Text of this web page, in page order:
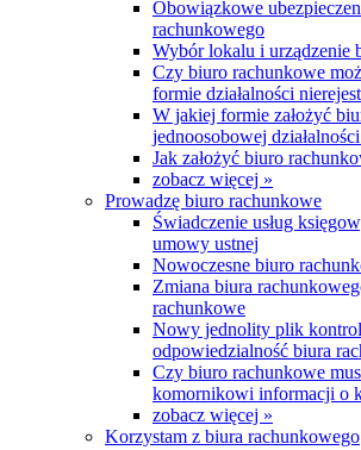
Obowiązkowe
rachunkowego
Wybór lokalu i urządzenie
Czy biuro rachunkowe
formie działalności
W jakiej formie założyć
jednoosobowej
Jak założyć biuro
zobacz więcej »
Prowadzę biuro rachunkowe
Świadczenie usług
umowy ustnej
Nowoczesne biuro
Zmiana biura
rachunkowe
Nowy jednolity plik
odpowiedzialność biura
Czy biuro rachunkowe
komornikowi informacji o
zobacz więcej »
Korzystam z biura rachunkowego